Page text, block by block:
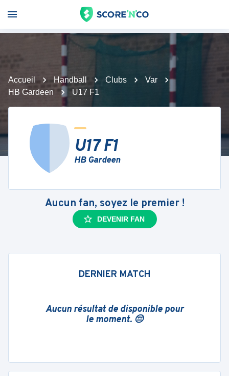
Accueil Handball Clubs
Var
HB Gardeen
U17 F1
U17 F1
HB Gardeen
Aucun fan, soyez le premier !
DEVENIR FAN
DERNIER MATCH
Aucun résultat de disponible pour
le moment. 😔